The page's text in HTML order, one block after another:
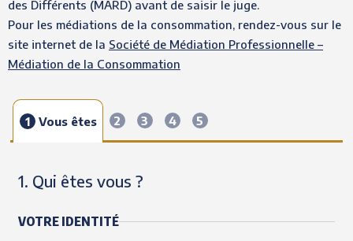
des Différents (MARD) avant de saisir le juge.
Pour les médiations de la consommation, rendez-vous sur le
site internet de la Société de Médiation Professionnelle –
Médiation de la Consommation
1 Vous êtes 2 3 4 5
1. Qui êtes vous ?
VOTRE IDENTITÉ